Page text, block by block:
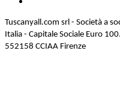
Tuscanyall.com srl - Società a
Italia - Capitale Sociale Euro
552158 CCIAA Firenze